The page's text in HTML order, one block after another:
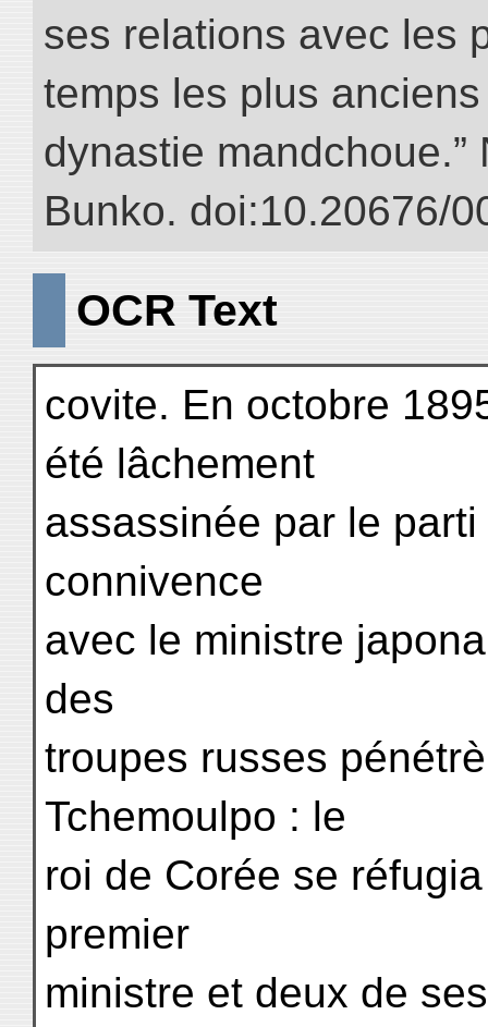
ses relations avec les
temps les plus
dynastie mandchoue.”
Bunko. doi:10.20676/
OCR Text
covite. En octobre
été lâchement
assassinée par le
connivence
avec le ministre
des
troupes russes
Tchemoulpo : le
roi de Corée se
premier
ministre et deux de